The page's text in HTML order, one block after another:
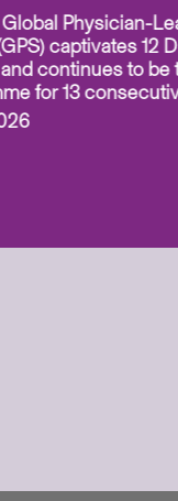
Global Physician-
captivates 12
continues to be
for 13